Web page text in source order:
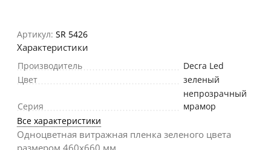
Артикул: SR 5426
Характеристики
Производитель
Decra Led
Цвет
зеленый
Серия
непрозрачный
мрамор
Все характеристики
Одноцветная витражная пленка зеленого цвета